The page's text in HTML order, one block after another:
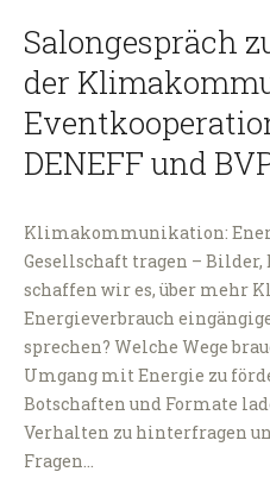
Salongespräch
der
DENEFF und
Klimakommunikation:
Gesellschaft tragen –
schaffen wir es, über mehr
Energieverbrauch
sprechen? Welche Wege
Umgang mit Energie zu
Botschaften und Formate
Verhalten zu hinterfragen
Fragen…